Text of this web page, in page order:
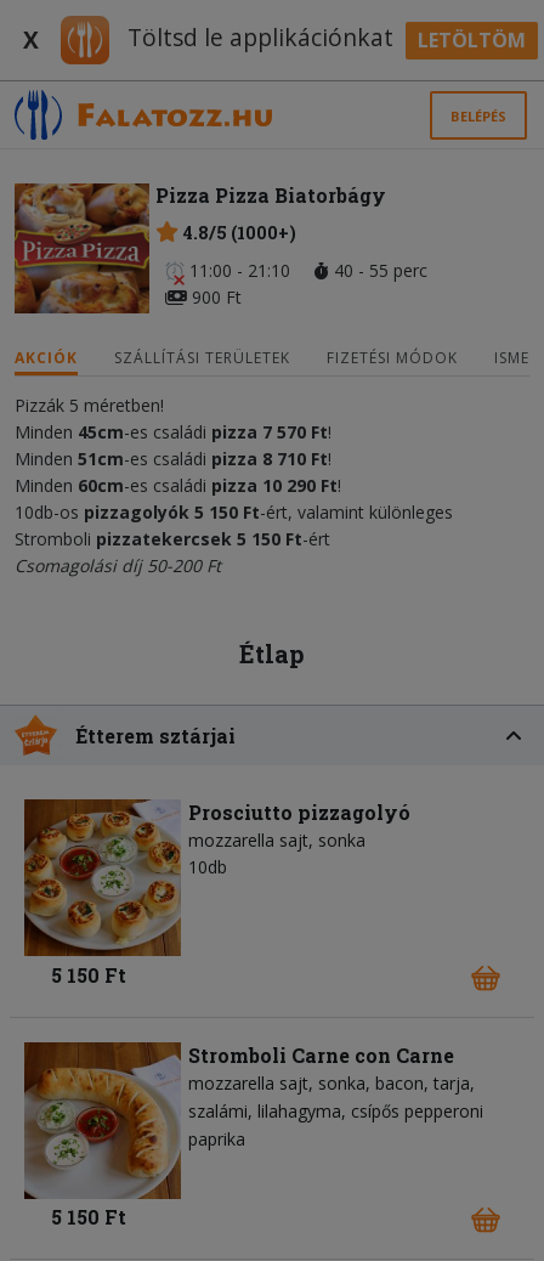
X Töltsd le applikációnkat LETÖLTÖM
BELÉPÉS
Pizza Pizza Biatorbágy
4.8/5 (1000+)
11:00 - 21:10
40 - 55 perc
900 Ft
AKCIÓK SZÁLLÍTÁSI TERÜLETEK FIZETÉSI MÓDOK
Pizzák 5 méretben!
Minden 45cm-es családi pizza 7 570 Ft!
Minden 51cm-es családi pizza 8 710 Ft!
Minden 60cm-es családi pizza 10 290 Ft!
10db-os pizzagolyók 5 150 Ft-ért, valamint különleges
Stromboli pizzatekercsek 5 150 Ft-ért
Csomagolási díj 50-200 Ft
Étlap
Étterem sztárjai
Prosciutto pizzagolyó
mozzarella sajt sonka
10db
5 150 Ft
Stromboli Carne con Carne
mozzarella sajt sonka bacon tarja
szalámi lilahagyma csípős pepperoni
paprika
5 150 Ft